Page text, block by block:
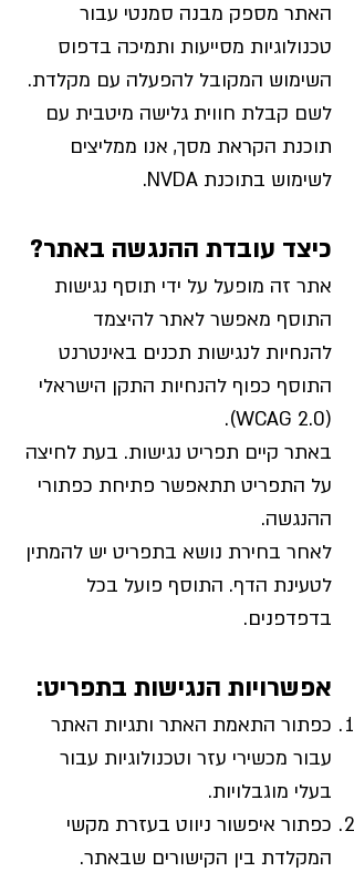
האתר מספק מבנה סמנטי עבור
טכנולוגיות מסייעות ותמיכה בדפוס
השימוש המקובל להפעלה עם מקלדת.
לשם קבלת חווית גלישה מיטבית עם
תוכנת הקראת מסך, אנו ממליצים
לשימוש בתוכנת NVDA.
כיצד עובדת ההנגשה באתר?
אתר זה מופעל על ידי תוסף נגישות
התוסף מאפשר לאתר להיצמד
להנחיות לנגישות תכנים באינטרנט
התוסף כפוף להנחיות התקן הישראלי
(WCAG 2.0).
באתר קיים תפריט נגישות. בעת לחיצה
על התפריט תתאפשר פתיחת כפתורי
ההנגשה.
לאחר בחירת נושא בתפריט יש להמתין
לטעינת הדף. התוסף פועל בכל
בדפדפנים.
אפשרויות הנגישות בתפריט:
כפתור התאמת האתר ותגיות האתר
עבור מכשירי עזר וטכנולוגיות עבור
בעלי מוגבלויות.
כפתור איפשור ניווט בעזרת מקשי
המקלדת בין הקישורים שבאתר.